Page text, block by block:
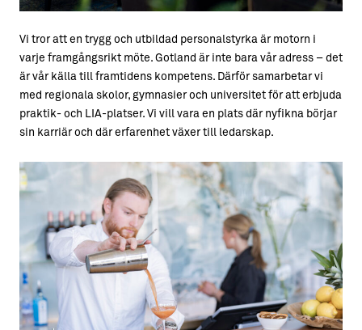
Vi tror att en trygg och utbildad personalstyrka är motorn i
varje framgångsrikt möte. Gotland är inte bara vår adress – det
är vår källa till framtidens kompetens. Därför samarbetar vi
med regionala skolor, gymnasier och universitet för att erbjuda
praktik- och LIA-platser. Vi vill vara en plats där nyfikna börjar
sin karriär och där erfarenhet växer till ledarskap.